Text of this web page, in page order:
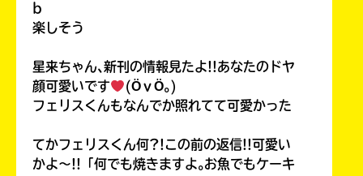
b
楽しそう
星来ちゃん､新刊の情報見たよ!!あなたのドヤ
顔可愛いです
(ӦｖӦ｡)
フェリスくんもなんでか照れてて可愛かった
てかフェリスくん何?!この前の返信!!可愛い
かよ〜!!「何でも焼きますよ｡お魚でもケーキ